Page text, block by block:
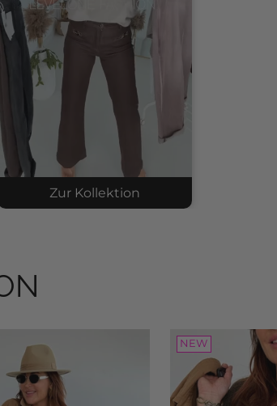
Zur Kollektion
NEW